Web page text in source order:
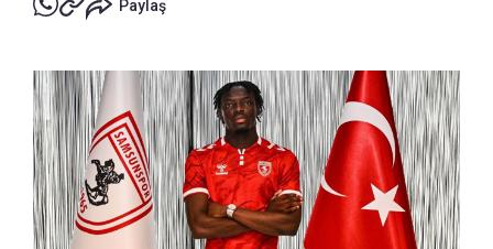
Paylaş